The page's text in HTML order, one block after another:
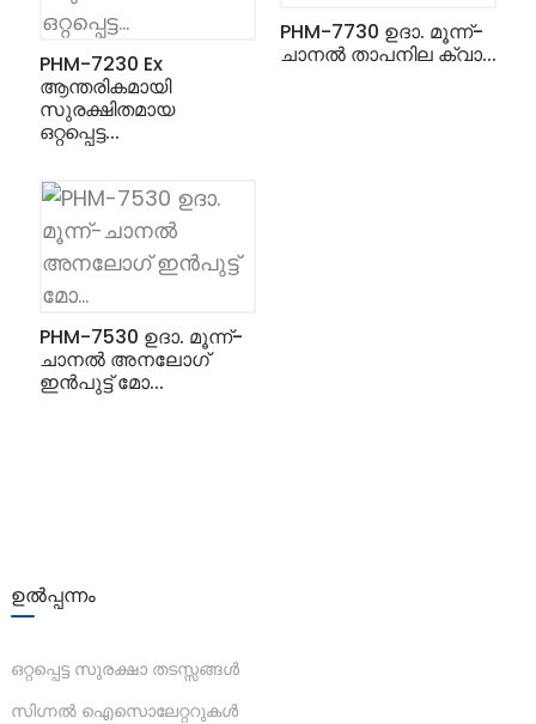
PHM-7230 Ex
ആന്തരികമായി
സുരക്ഷിതമായ
ഒറ്റപ്പെട്ട...
PHM-7730 ഉദാ. മൂന്ന്-
ചാനൽ താപനില ക്വാ...
PHM-7530 ഉദാ. മൂന്ന്-
ചാനൽ അനലോഗ്
ഇൻപുട്ട് മോ...
ഉൽപ്പന്നം
ഒറ്റപ്പെട്ട സുരക്ഷാ തടസ്സങ്ങൾ
സിഗ്നൽ ഐസൊലേറ്ററുകൾ